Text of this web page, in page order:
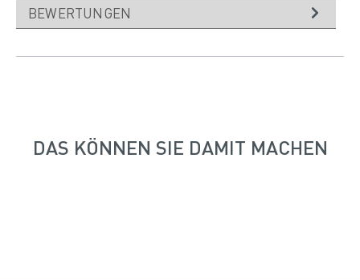
BEWERTUNGEN
DAS KÖNNEN SIE DAMIT MACHEN